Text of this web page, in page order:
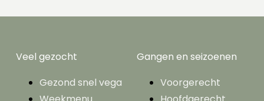
Veel gezocht
Gezond snel vega
Gangen en seizoenen
Voorgerecht